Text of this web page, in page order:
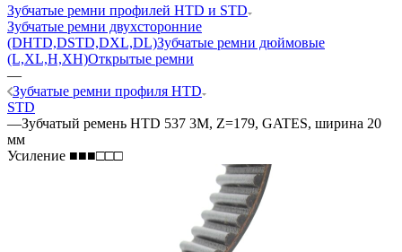
Зубчатые ремни профилей HTD и STD
Зубчатые ремни двухсторонние
(DHTD,DSTD,DXL,DL)Зубчатые ремни дюймовые
(L,XL,H,XH)Открытые ремни
—
Зубчатые ремни профиля HTD
STD
—Зубчатый ремень HTD 537 3M, Z=179, GATES, ширина 20
мм
Усиление ■■■□□□